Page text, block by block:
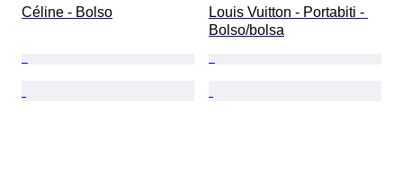
Céline - Bolso
Louis Vuitton - Portabiti -
Bolso/bolsa